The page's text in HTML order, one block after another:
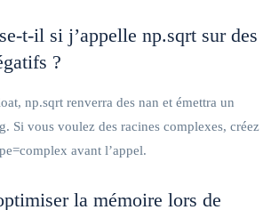
t-il si j’appelle np.sqrt sur des
?
np.sqrt renverra des nan et émettra un
Si vous voulez des racines complexes, créez
avant l’appel.
la mémoire lors de